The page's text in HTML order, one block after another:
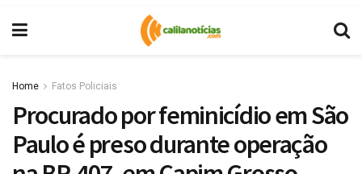
Home Fatos Policiais
Procurado por feminicídio em São
Paulo é preso durante operação